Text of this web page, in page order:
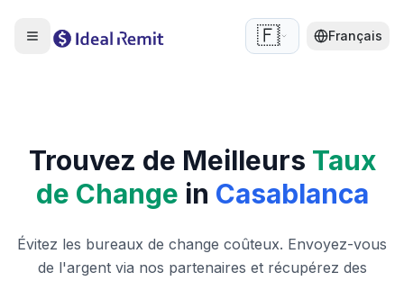
🇫🇷 Français
Trouvez de Meilleurs Taux
de Change in Casablanca
Évitez les bureaux de change coûteux. Envoyez-vous
de l'argent via nos partenaires et récupérez des